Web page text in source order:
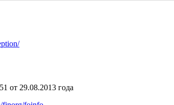
от 29.08.2013 года